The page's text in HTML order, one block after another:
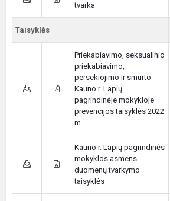
tvarka
Taisyklės
Priekabiavimo, seksualinio
priekabiavimo,
persekiojimo ir smurto
Kauno r. Lapių
pagrindinėje mokykloje
prevencijos taisyklės 2022
m.
Kauno r. Lapių pagrindinės
mokyklos asmens
duomenų tvarkymo
taisyklės